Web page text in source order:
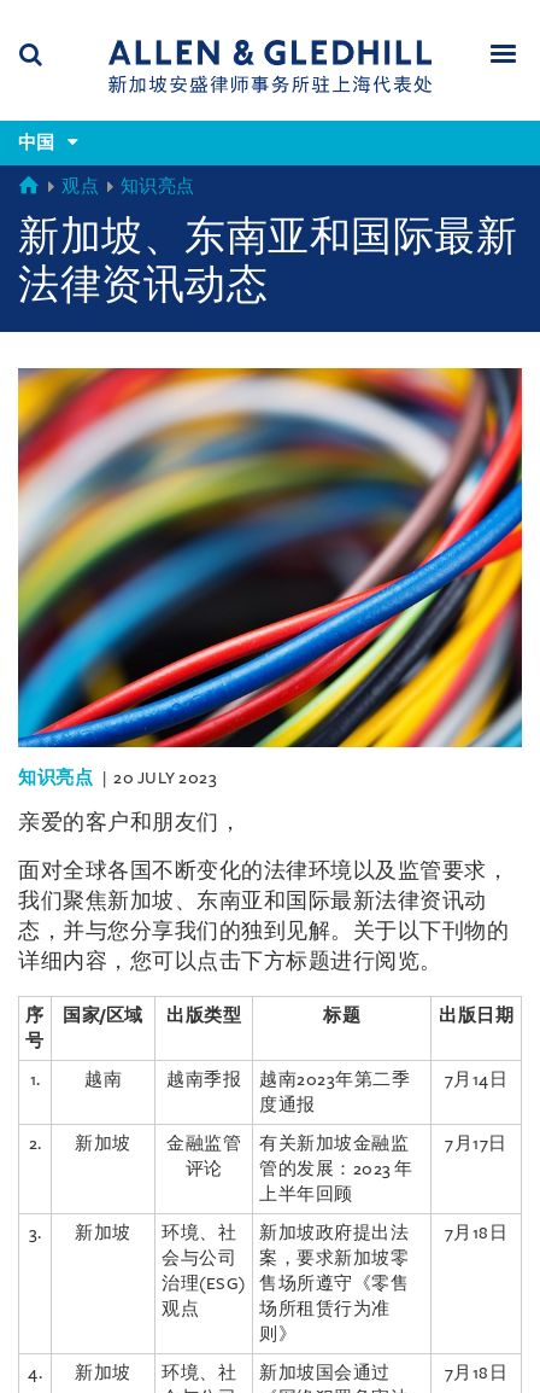
(accesskey
s)
x)
Search
中国
GLOBAL
观点 知识亮点
新加坡、东南亚和国际最新
法律资讯动态
知识亮点 20 JULY 2023
亲爱的客户和朋友们，
面对全球各国不断变化的法律环境以及监管要求，
我们聚焦新加坡、东南亚和国际最新法律资讯动
态，并与您分享我们的独到见解。关于以下刊物的
详细内容，您可以点击下方标题进行阅览。
序
号
国家/区域 出版类型 标题 出版日期
1. 越南 越南季报
越南2023年第二季
度通报
7月14日
2. 新加坡
金融监管
评论
有关新加坡金融监
管的发展：2023 年
上半年回顾
7月17日
3. 新加坡
环境、社
会与公司
治理(ESG)
观点
新加坡政府提出法
案，要求新加坡零
售场所遵守《零售
场所租赁行为准
则》
7月18日
4. 新加坡
环境、社
新加坡国会通过
7月18日